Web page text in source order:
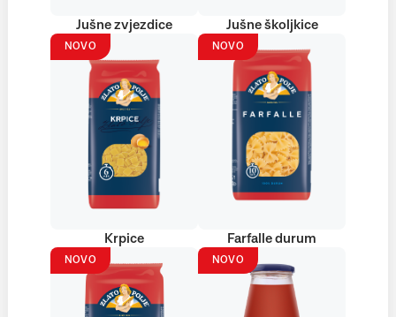
Jušne zvjezdice Jušne školjkice
NOVO
Krpice
NOVO
Farfalle durum
NOVO NOVO